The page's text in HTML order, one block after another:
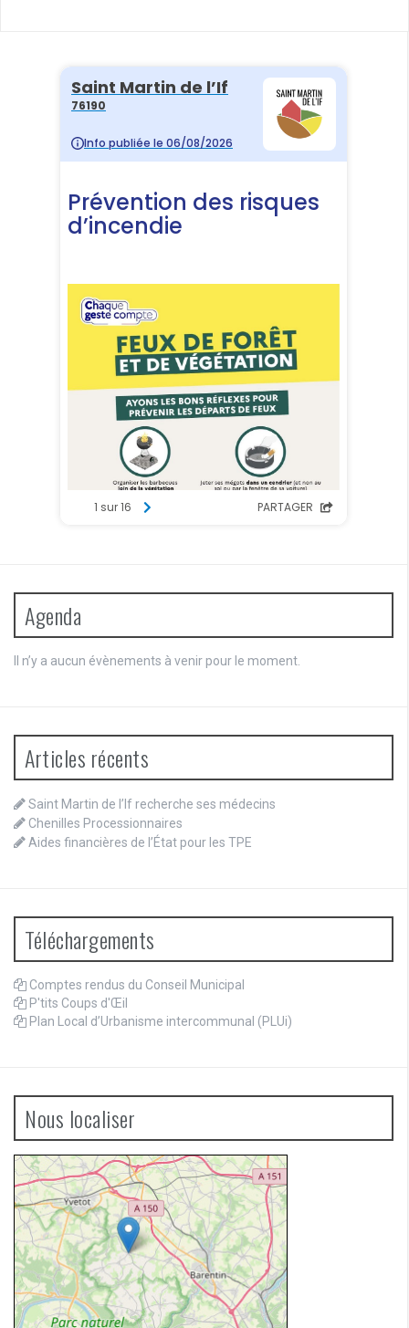
Agenda
Il n’y a aucun évènements à venir pour le moment.
Articles récents
Saint Martin de l’If recherche ses médecins
Chenilles Processionnaires
Aides financières de l’État pour les TPE
Téléchargements
Comptes rendus du Conseil Municipal
P'tits Coups d'Œil
Plan Local d’Urbanisme intercommunal (PLUi)
Nous localiser